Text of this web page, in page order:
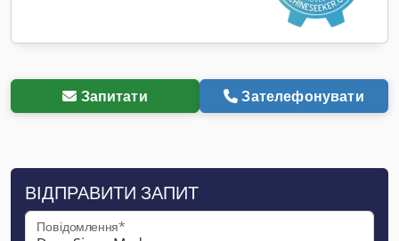
Запитати Зателефонувати
ВІДПРАВИТИ ЗАПИТ
Повідомлення*